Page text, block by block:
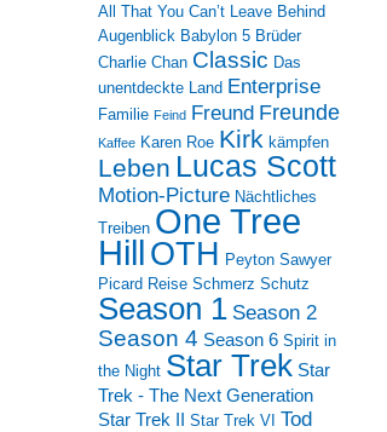
All That You Can’t Leave Behind
Augenblick Babylon 5 Brüder
Charlie Chan Classic Das
unentdeckte Land Enterprise
Familie Feind Freund Freunde
Kaffee Karen Roe Kirk kämpfen
Leben Lucas Scott
Motion-Picture Nächtliches
Treiben One Tree
Hill OTH Peyton Sawyer
Picard Reise Schmerz Schutz
Season 1 Season 2
Season 4 Season 6 Spirit in
the Night Star Trek Star
Trek - The Next Generation
Star Trek II Star Trek VI Tod